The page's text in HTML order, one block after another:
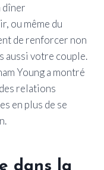
dîner
ou même du
de renforcer non
aussi votre couple.
Young a montré
relations
en plus de se
dans la